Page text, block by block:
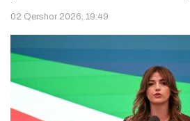
02 Qershor 2026, 19:49